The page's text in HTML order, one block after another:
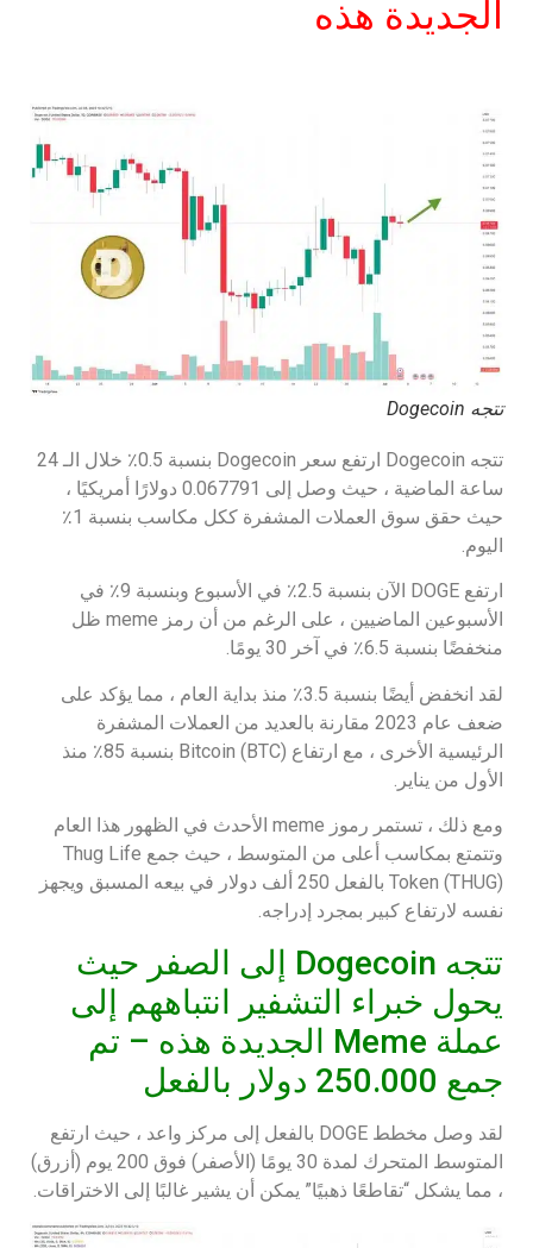
الجديدة هذه
تتجه Dogecoin
تتجه Dogecoin ارتفع سعر Dogecoin بنسبة 0.5٪ خلال الـ 24
ساعة الماضية ، حيث وصل إلى 0.067791 دولارًا أمريكيًا ،
حيث حقق سوق العملات المشفرة ككل مكاسب بنسبة 1٪
اليوم.
ارتفع DOGE الآن بنسبة 2.5٪ في الأسبوع وبنسبة 9٪ في
الأسبوعين الماضيين ، على الرغم من أن رمز meme ظل
منخفضًا بنسبة 6.5٪ في آخر 30 يومًا.
لقد انخفض أيضًا بنسبة 3.5٪ منذ بداية العام ، مما يؤكد على
ضعف عام 2023 مقارنة بالعديد من العملات المشفرة
الرئيسية الأخرى ، مع ارتفاع Bitcoin (BTC) بنسبة 85٪ منذ
الأول من يناير.
ومع ذلك ، تستمر رموز meme الأحدث في الظهور هذا العام
وتتمتع بمكاسب أعلى من المتوسط ، حيث جمع Thug Life
Token (THUG) بالفعل 250 ألف دولار في بيعه المسبق ويجهز
نفسه لارتفاع كبير بمجرد إدراجه.
تتجه Dogecoin إلى الصفر حيث
يحول خبراء التشفير انتباههم إلى
عملة Meme الجديدة هذه – تم
جمع 250.000 دولار بالفعل
لقد وصل مخطط DOGE بالفعل إلى مركز واعد ، حيث ارتفع
المتوسط المتحرك لمدة 30 يومًا (الأصفر) فوق 200 يوم (أزرق)
، مما يشكل “تقاطعًا ذهبيًا” يمكن أن يشير غالبًا إلى الاختراقات.